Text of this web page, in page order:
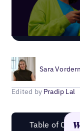
Sara
Edited by Pradip Lal
Table of